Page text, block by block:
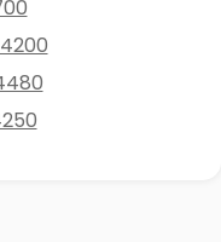
18